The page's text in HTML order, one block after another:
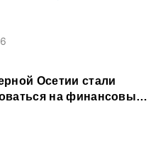
Осетии стали
на финансовые